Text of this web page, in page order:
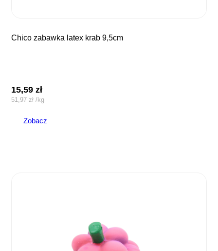
chico zabawka latex krab 9,5cm
15,59zł
51,97 zł /kg
Zobacz